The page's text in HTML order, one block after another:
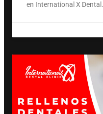
en International X Dental.